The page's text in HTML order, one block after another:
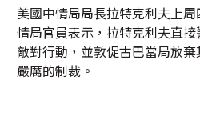
美國中情局局長拉特克利夫上
情局官員表示，拉特克利夫直
敵對行動，並敦促古巴當局放
嚴厲的制裁。